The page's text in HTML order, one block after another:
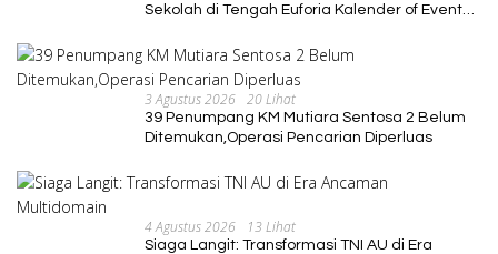
Sekolah di Tengah Euforia Kalender of Event
3 Agustus 2026 20 Lihat
39 Penumpang KM Mutiara Sentosa 2 Belum
Ditemukan,Operasi Pencarian Diperluas
4 Agustus 2026 13 Lihat
Siaga Langit: Transformasi TNI AU di Era